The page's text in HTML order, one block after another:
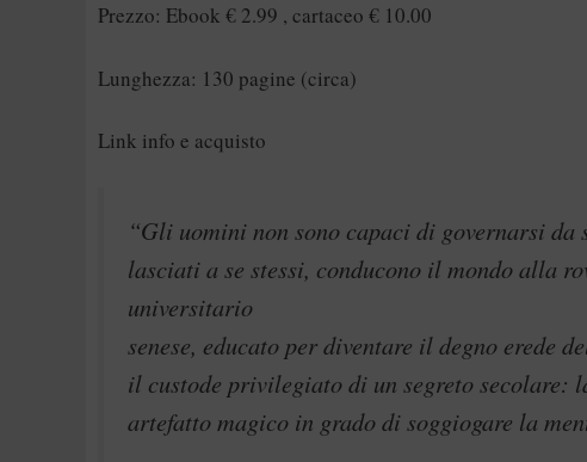
Prezzo: Ebook € 2.99 , cartaceo € 10.00
Lunghezza: 130 pagine (circa)
Link info e acquisto
“Gli uomini non sono capaci di governarsi da
lasciati a se stessi, conducono il mondo alla
universitario
senese, educato per diventare il degno erede
il custode privilegiato di un segreto secolare:
artefatto magico in grado di soggiogare la